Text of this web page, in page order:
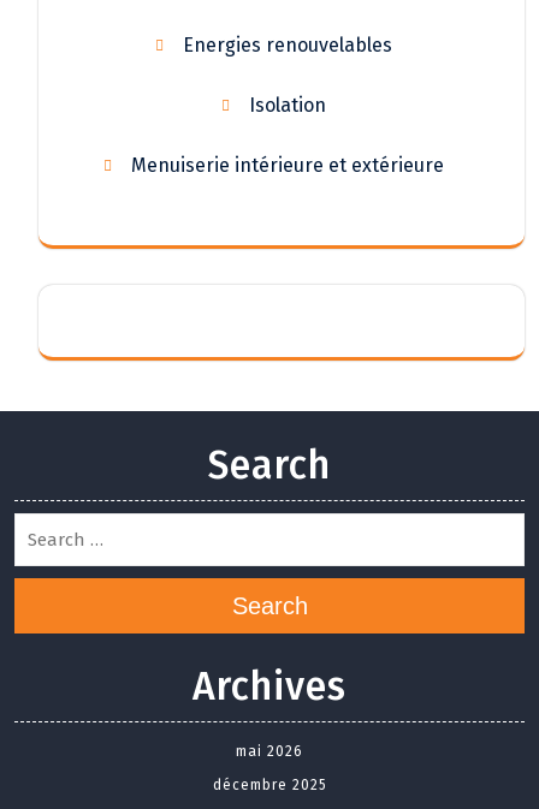
Energies renouvelables
Isolation
Menuiserie intérieure et extérieure
Search
Search
Archives
mai 2026
décembre 2025